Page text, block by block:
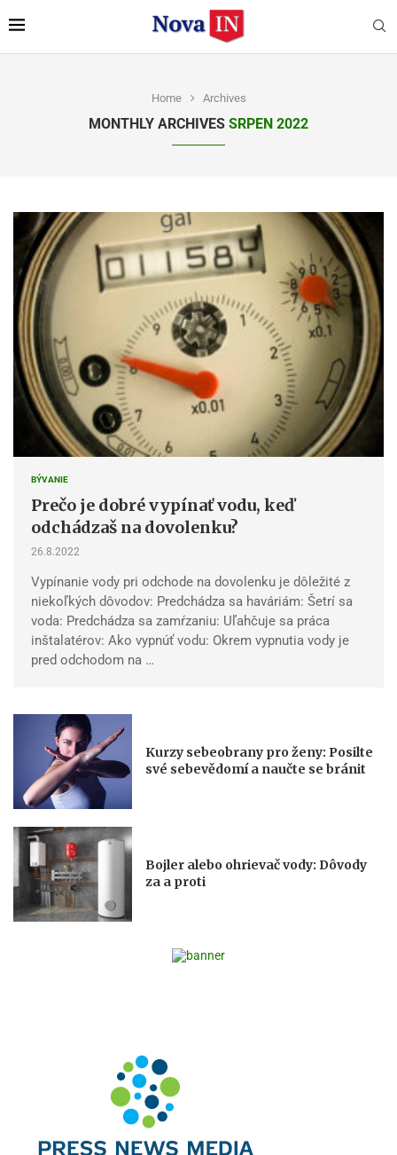
Home Archives
MONTHLY ARCHIVES SRPEN 2022
BÝVANIE
Prečo je dobré vypínať vodu, keď
odchádzaš na dovolenku?
26.8.2022
Vypínanie vody pri odchode na dovolenku je dôležité z
niekoľkých dôvodov: Predchádza sa haváriám: Šetrí sa
voda: Predchádza sa zamŕzaniu: Uľahčuje sa práca
inštalatérov: Ako vypnúť vodu: Okrem vypnutia vody je
pred odchodom na …
Kurzy sebeobrany pro ženy: Posilte
své sebevědomí a naučte se bránit
Bojler alebo ohrievač vody: Dôvody
za a proti